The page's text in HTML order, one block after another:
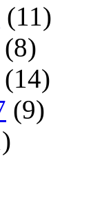
(11)
(8)
(14)
(9)